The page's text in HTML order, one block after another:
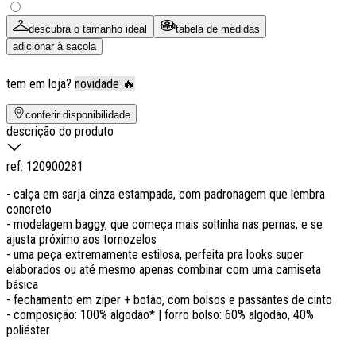
descubra o tamanho ideal
tabela de medidas
adicionar à sacola
tem em loja? novidade 🔥
conferir disponibilidade
descrição do produto
ref: 120900281
- calça em sarja cinza estampada, com padronagem que lembra
concreto
- modelagem baggy, que começa mais soltinha nas pernas, e se
ajusta próximo aos tornozelos
- uma peça extremamente estilosa, perfeita pra looks super
elaborados ou até mesmo apenas combinar com uma camiseta
básica
- fechamento em zíper + botão, com bolsos e passantes de cinto
- composição: 100% algodão* | forro bolso: 60% algodão, 40%
poliéster